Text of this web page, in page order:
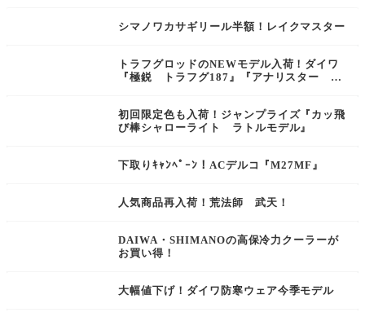
シマノワカサギリール半額！レイクマスター
トラフグロッドのNEWモデル入荷！ダイワ
『極鋭 トラフグ187』『アナリスター ト
初回限定色も入荷！ジャンプライズ『カッ飛
び棒シャローライト ラトルモデル』
下取りｷｬﾝﾍﾟｰﾝ！ACデルコ『M27MF』
人気商品再入荷！荒法師 武天！
DAIWA・SHIMANOの高保冷力クーラーが
お買い得！
大幅値下げ！ダイワ防寒ウェア今季モデル